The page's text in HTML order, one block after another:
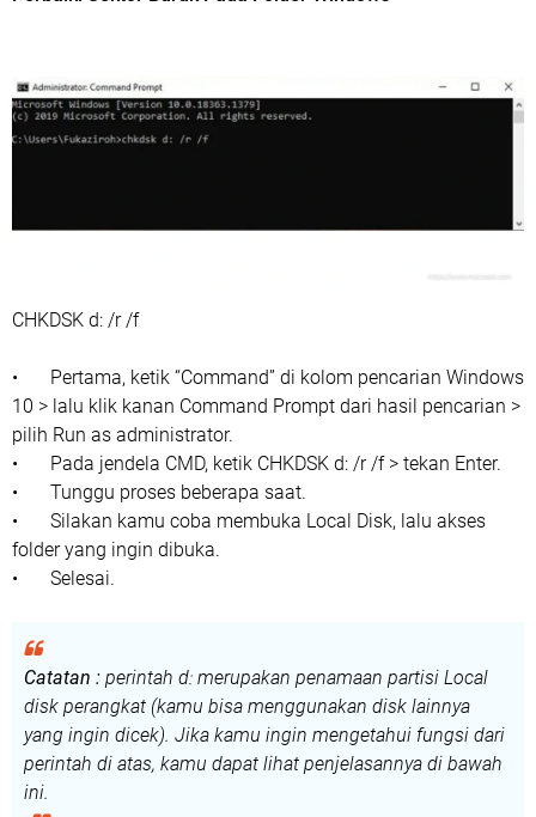
CHKDSK d: /r /f
•
Pertama, ketik “Command” di kolom pencarian Windows
10 > lalu klik kanan Command Prompt dari hasil pencarian >
pilih Run as administrator.
•
Pada jendela CMD, ketik CHKDSK d: /r /f > tekan Enter.
•
Tunggu proses beberapa saat.
•
Silakan kamu coba membuka Local Disk, lalu akses
folder yang ingin dibuka.
•
Selesai.
Catatan : perintah d: merupakan penamaan partisi Local
disk perangkat (kamu bisa menggunakan disk lainnya
yang ingin dicek). Jika kamu ingin mengetahui fungsi dari
perintah di atas, kamu dapat lihat penjelasannya di bawah
ini.